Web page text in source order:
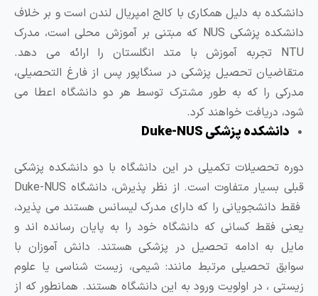
به دلیل همکاری با کالج امپریال لندن است و بر خلاف
دانشکده پزشکی NUS که مبتنی بر آموزش محلی است، مدرک
NTU تجربه آموزش با متد انگلستان را ارائه می دهد.
تحصیل پزشکی در سنگاپور پس از فارغ التحصیلی،
را که به طور مشترک توسط هر دو دانشگاه اعطا می
دریافت خواهند کرد.
دانشکده پزشکی Duke-NUS
تحصیلات تکمیلی در این دانشگاه با دو دانشکده پزشکی
قبلی بسیار متفاوت است. از نظر پذیرش، دانشگاه Duke-NUS
دانشجویانی را که دارای مدرک لیسانس هستند می پذیرد،
فقط کسانی که دانشگاه خود را به پایان رسانده اند و
به ادامه تحصیل در پزشکی هستند. دانش آموزان با
تحصیلی مرتبط مانند: شیمی، زیست شناسی یا علوم
، در اولویت ورود به این دانشگاه هستند. همانطور که از